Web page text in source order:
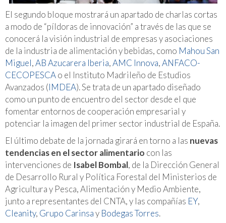
El segundo bloque mostrará un apartado de charlas cortas
a modo de “píldoras de innovación” a través de las que se
conocerá la visión industrial de empresas y asociaciones
de la industria de alimentación y bebidas, como Mahou San
Miguel,AB Azucarera Iberia,AMC Innova,ANFACO-
CECOPESCAo el Instituto Madrileño de Estudios
Avanzados (IMDEA). Se trata de un apartado diseñado
como un punto de encuentro del sector desde el que
fomentar entornos de cooperación empresarial y
potenciar la imagen del primer sector industrial de España.
El último debate de la jornada girará en torno a las nuevas
tendencias en el sector alimentario con las
intervenciones de Isabel Bombal, de la Dirección General
de Desarrollo Rural y Política Forestal del Ministerios de
Agricultura y Pesca, Alimentación y Medio Ambiente,
junto a representantes del CNTA, y las compañías EY,
Cleanity, Grupo Carinsay Bodegas Torres.